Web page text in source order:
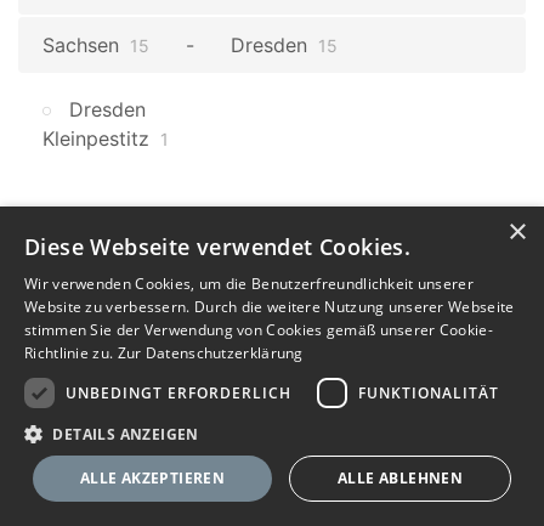
Sachsen 15 Dresden 15
Dresden
Kleinpestitz
1
×
Diese Webseite verwendet Cookies.
Wir verwenden Cookies, um die Benutzerfreundlichkeit unserer
Website zu verbessern. Durch die weitere Nutzung unserer Webseite
stimmen Sie der Verwendung von Cookies gemäß unserer Cookie-
Richtlinie zu. Zur Datenschutzerklärung
UNBEDINGT ERFORDERLICH
FUNKTIONALITÄT
DETAILS ANZEIGEN
ALLE AKZEPTIEREN ALLE ABLEHNEN